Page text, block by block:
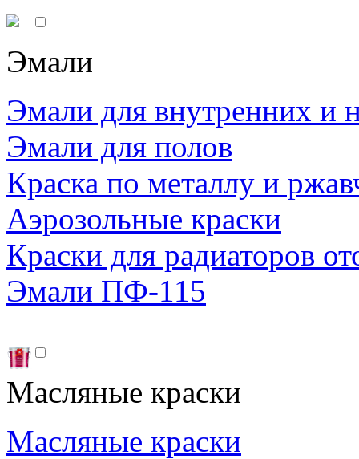
Эмали
Эмали для внутренних и
Эмали для полов
Краска по металлу и
Аэрозольные краски
Краски для радиаторов
Эмали ПФ-115
Масляные краски
Масляные краски